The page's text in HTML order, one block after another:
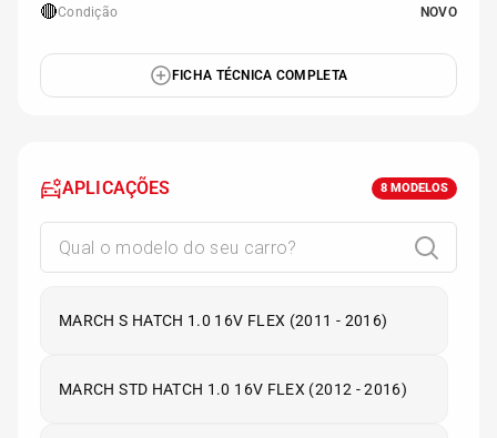
🔴Condição NOVO
FICHA TÉCNICA COMPLETA
APLICAÇÕES 8 MODELOS
MARCH S HATCH 1.0 16V FLEX (2011 - 2016)
MARCH STD HATCH 1.0 16V FLEX (2012 - 2016)